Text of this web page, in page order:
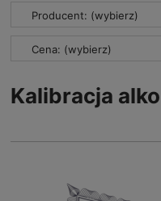
Producent: (wybierz)
Cena: (wybierz)
Kalibracja